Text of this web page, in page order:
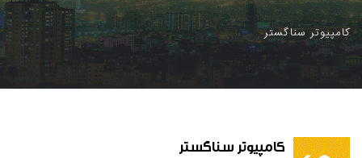
کامپیوتر سناگستر
کامپیوتر سناگستر